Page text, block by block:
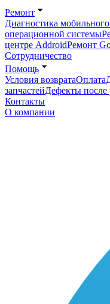
Ремонт
Диагностика
операционной системы
центре AddroidРемонт
Сотрудничество
Помощь
Условия возвратаОплата
запчастейДефекты после
Контакты
О компании